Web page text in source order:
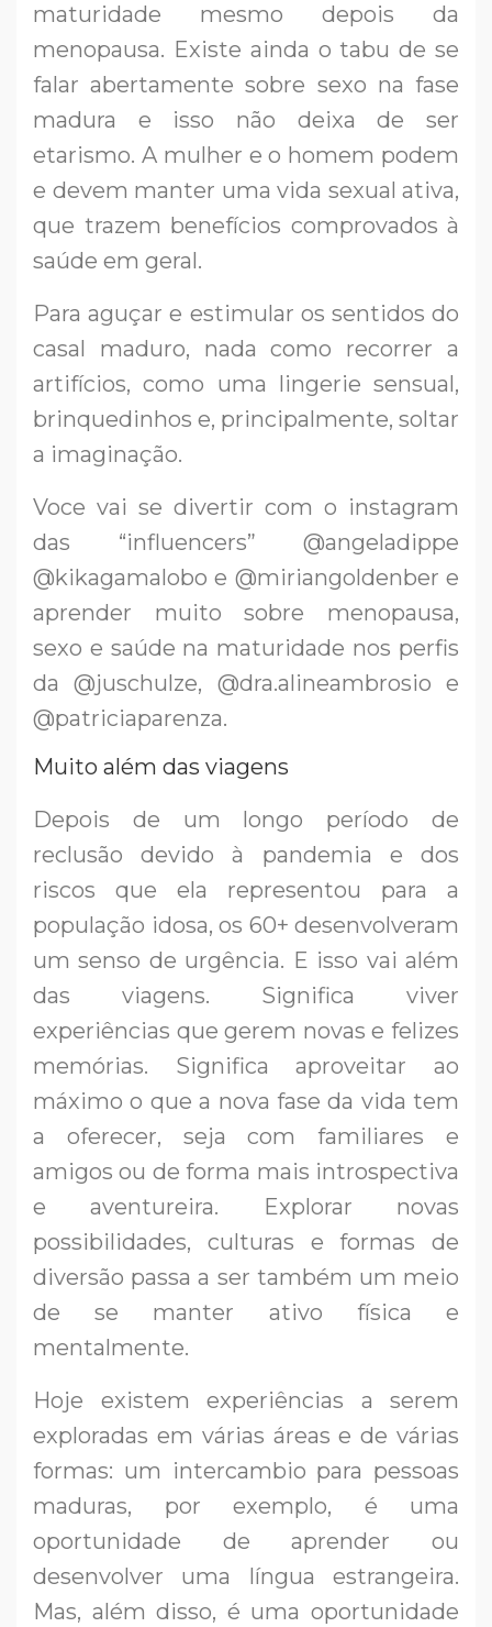
maturidade mesmo depois da
menopausa. Existe ainda o tabu de se
falar abertamente sobre sexo na fase
madura e isso não deixa de ser
etarismo. A mulher e o homem podem
e devem manter uma vida sexual ativa,
que trazem benefícios comprovados à
saúde em geral.
Para aguçar e estimular os sentidos do
casal maduro, nada como recorrer a
artifícios, como uma lingerie sensual,
brinquedinhos e, principalmente, soltar
a imaginação.
Voce vai se divertir com o instagram
das “influencers” @angeladippe
@kikagamalobo e @miriangoldenber e
aprender muito sobre menopausa,
sexo e saúde na maturidade nos perfis
da @juschulze, @dra.alineambrosio e
@patriciaparenza.
Muito além das viagens
Depois de um longo período de
reclusão devido à pandemia e dos
riscos que ela representou para a
população idosa, os 60+ desenvolveram
um senso de urgência. E isso vai além
das viagens. Significa viver
experiências que gerem novas e felizes
memórias. Significa aproveitar ao
máximo o que a nova fase da vida tem
a oferecer, seja com familiares e
amigos ou de forma mais introspectiva
e aventureira. Explorar novas
possibilidades, culturas e formas de
diversão passa a ser também um meio
de se manter ativo física e
mentalmente.
Hoje existem experiências a serem
exploradas em várias áreas e de várias
formas: um intercambio para pessoas
maduras, por exemplo, é uma
oportunidade de aprender ou
desenvolver uma língua estrangeira.
Mas, além disso, é uma oportunidade